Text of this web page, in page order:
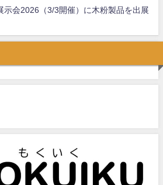
示会2026（3/3開催）に木粉製品を出展